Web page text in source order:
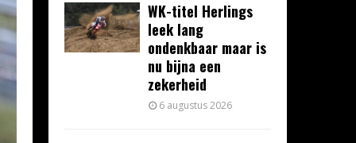
WK-titel Herlings
leek lang
ondenkbaar maar is
nu bijna een
zekerheid
6 augustus 2026